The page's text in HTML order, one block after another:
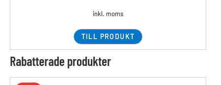
inkl. moms
TILL PRODUKT
Rabatterade produkter